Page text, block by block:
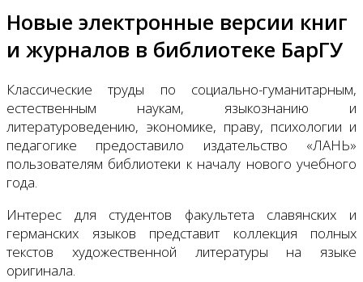
Новые электронные версии книг
и журналов в библиотеке БарГУ
Классические труды по социально-гуманитарным,
естественным наукам, языкознанию и
литературоведению, экономике, праву, психологии и
педагогике предоставило издательство «ЛАНЬ»
пользователям библиотеки к началу нового учебного
года.
Интерес для студентов факультета славянских и
германских языков представит коллекция полных
текстов художественной литературы на языке
оригинала.